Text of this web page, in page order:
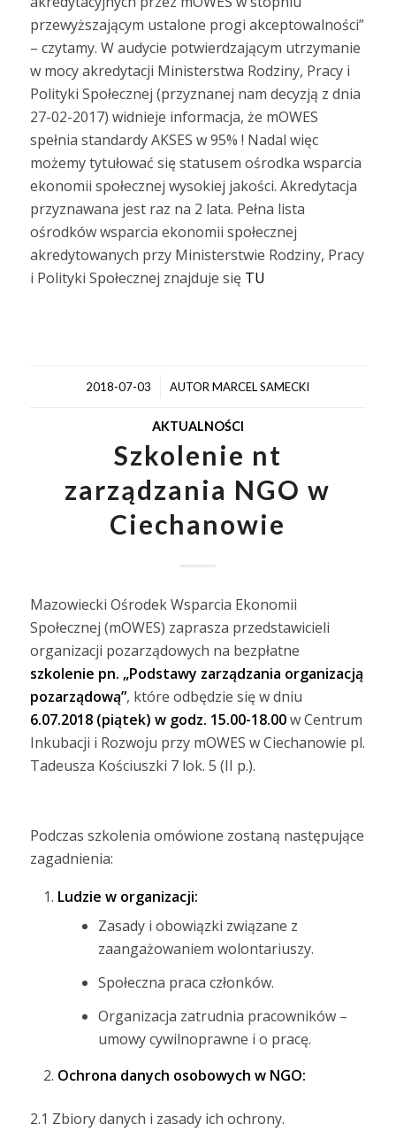
przewyższającym ustalone progi akceptowalności”
– czytamy. W audycie potwierdzającym utrzymanie
w mocy akredytacji Ministerstwa Rodziny, Pracy i
Polityki Społecznej (przyznanej nam decyzją z dnia
27-02-2017) widnieje informacja, że mOWES
spełnia standardy AKSES w 95% ! Nadal więc
możemy tytułować się statusem ośrodka wsparcia
ekonomii społecznej wysokiej jakości. Akredytacja
przyznawana jest raz na 2 lata. Pełna lista
ośrodków wsparcia ekonomii społecznej
akredytowanych przy Ministerstwie Rodziny, Pracy
i Polityki Społecznej znajduje się TU
2018-07-03
/ AUTORMARCEL SAMECKI
AKTUALNOŚCI
Szkolenie nt
zarządzania NGO w
Ciechanowie
Mazowiecki Ośrodek Wsparcia Ekonomii
Społecznej (mOWES) zaprasza przedstawicieli
organizacji pozarządowych na bezpłatne
szkolenie pn. „Podstawy zarządzania organizacją
pozarządową”, które odbędzie się w dniu
6.07.2018 (piątek) w godz. 15.00-18.00w Centrum
Inkubacji i Rozwoju przy mOWES w Ciechanowie pl.
Tadeusza Kościuszki 7 lok. 5 (II p.).
Podczas szkolenia omówione zostaną następujące
zagadnienia:
Ludzie w organizacji:
Zasady i obowiązki związane z
zaangażowaniem wolontariuszy.
Społeczna praca członków.
Organizacja zatrudnia pracowników –
umowy cywilnoprawne i o pracę.
Ochrona danych osobowych w NGO:
2.1 Zbiory danych i zasady ich ochrony.